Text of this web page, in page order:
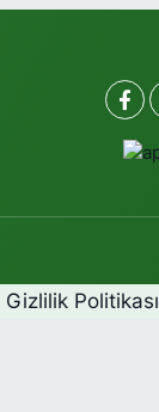
Gizlilik Politikası